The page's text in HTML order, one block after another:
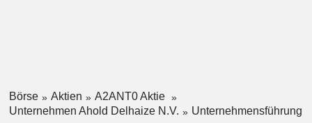
Börse Aktien
A2ANT0 Aktie
Unternehmen Ahold Delhaize N.V.
Unternehmensführung